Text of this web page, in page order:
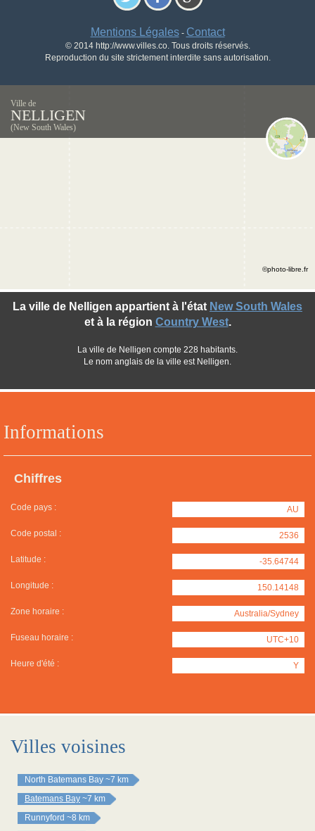
Mentions Légales- Contact
© 2014 http://www.villes.co. Tous droits réservés.
Reproduction du site strictement interdite sans autorisation.
Ville de
NELLIGEN
(New South Wales)
Informations
Chiffres
Code pays : AU
Code postal : 2536
Latitude : -35.64744
Longitude : 150.14148
Zone horaire : Australia/Sydney
Fuseau horaire : UTC+10
Heure d'été : Y
La ville de Nelligen appartient à l'état New South Wales
et à la région Country West.
La ville de Nelligen compte 228 habitants.
Le nom anglais de la ville est Nelligen.
©photo-libre.fr
Villes voisines
North Batemans Bay ~7 km
Batemans Bay ~7 km
Runnyford ~8 km